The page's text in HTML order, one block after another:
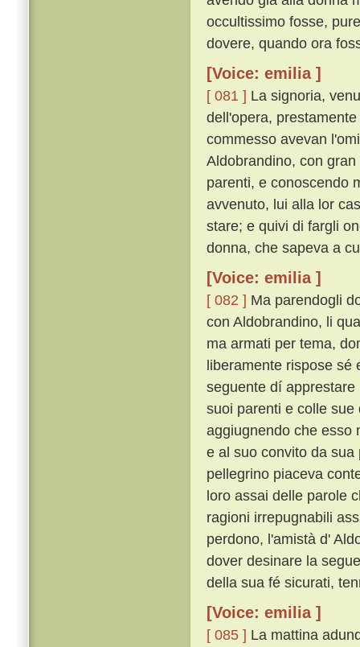
occultissimo fosse,
dovere, quando ora
[Voice: emilia ]
[ 081 ] La signoria,
dell'opera,
commesso avevan
Aldobrandino, con
parenti, e conoscendo
avvenuto, lui alla lor
stare; e quivi di fargli
donna, che sapeva a
[Voice: emilia ]
[ 082 ] Ma parendogli
con Aldobrandino, li
ma armati per tema,
liberamente rispose
seguente dí
suoi parenti e colle
aggiugnendo che esso
e al suo convito da
pellegrino piaceva
loro assai delle parole
ragioni irrepugnabili
perdono, l'amistà d'
dover desinare la
della sua fé sicurati,
[Voice: emilia ]
[ 085 ] La mattina